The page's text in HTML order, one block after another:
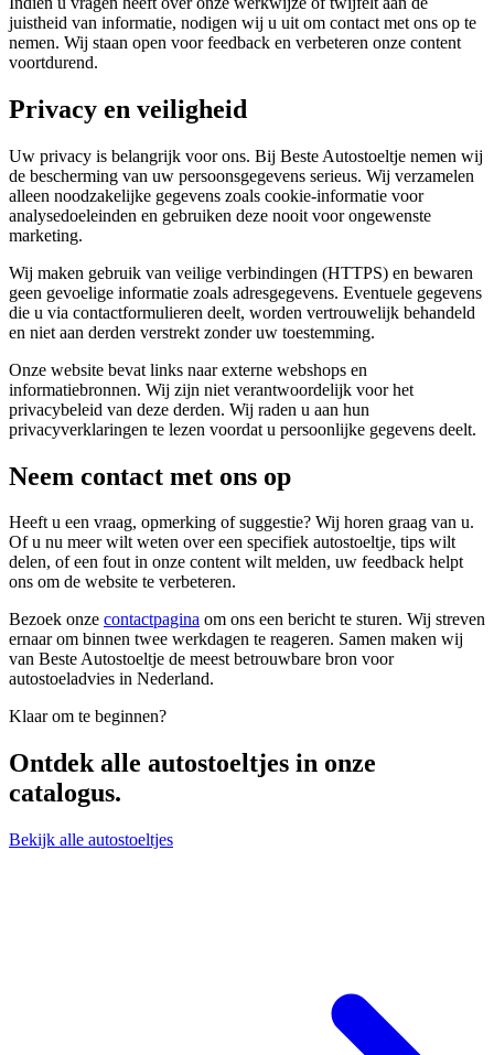
juistheid van informatie, nodigen wij u uit om contact met ons op te
nemen. Wij staan open voor feedback en verbeteren onze content
voortdurend.
Privacy en veiligheid
Uw privacy is belangrijk voor ons. Bij Beste Autostoeltje nemen wij
de bescherming van uw persoonsgegevens serieus. Wij verzamelen
alleen noodzakelijke gegevens zoals cookie-informatie voor
analysedoeleinden en gebruiken deze nooit voor ongewenste
marketing.
Wij maken gebruik van veilige verbindingen (HTTPS) en bewaren
geen gevoelige informatie zoals adresgegevens. Eventuele gegevens
die u via contactformulieren deelt, worden vertrouwelijk behandeld
en niet aan derden verstrekt zonder uw toestemming.
Onze website bevat links naar externe webshops en
informatiebronnen. Wij zijn niet verantwoordelijk voor het
privacybeleid van deze derden. Wij raden u aan hun
privacyverklaringen te lezen voordat u persoonlijke gegevens deelt.
Neem contact met ons op
Heeft u een vraag, opmerking of suggestie? Wij horen graag van u.
Of u nu meer wilt weten over een specifiek autostoeltje, tips wilt
delen, of een fout in onze content wilt melden, uw feedback helpt
ons om de website te verbeteren.
Bezoek onze contactpagina om ons een bericht te sturen. Wij streven
ernaar om binnen twee werkdagen te reageren. Samen maken wij
van Beste Autostoeltje de meest betrouwbare bron voor
autostoeladvies in Nederland.
Klaar om te beginnen?
Ontdek alle autostoeltjes in onze
catalogus.
Bekijk alle autostoeltjes